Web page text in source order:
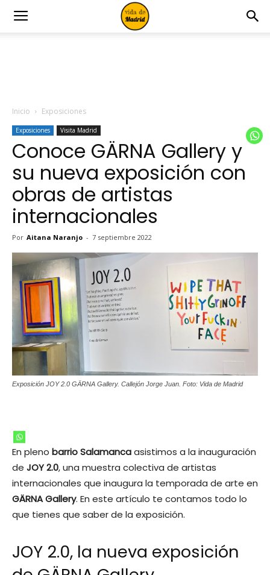
Inicio Exposiciones
Exposiciones Visita Madrid
Conoce GÄRNA Gallery y
su nueva exposición con
obras de artistas
internacionales
Por Aitana Naranjo - 7 septiembre 2022
Exposición JOY 2.0 GÄRNA Gallery. Callejón Jorge Juan. Foto: Vida de Madrid
En pleno barrio Salamancaasistimos a la inauguración
de JOY 2.0, una muestra colectiva de artistas
internacionales que inaugura la temporada de arte en
GÄRNA Gallery. En este artículo te contamos todo lo
que tienes que saber de la exposición.
JOY 2.0, la nueva exposición